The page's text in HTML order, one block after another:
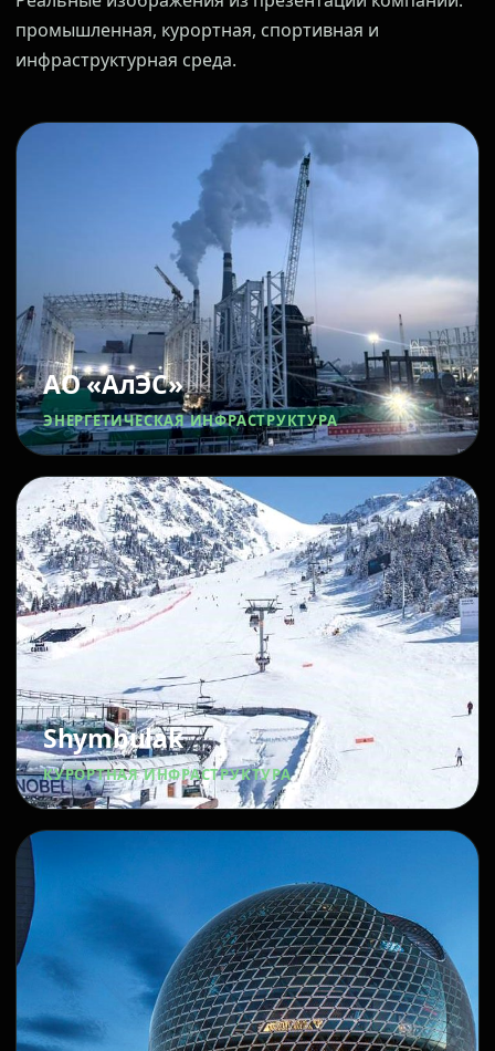
промышленная, курортная, спортивная и
инфраструктурная среда.
АО «АлЭС»
ЭНЕРГЕТИЧЕСКАЯ ИНФРАСТРУКТУРА
Shymbulak
КУРОРТНАЯ ИНФРАСТРУКТУРА